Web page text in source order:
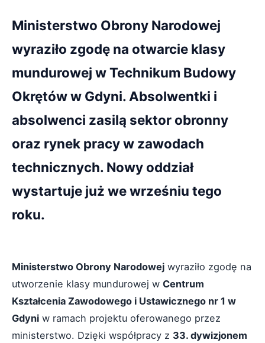
Ministerstwo Obrony Narodowej
wyraziło zgodę na otwarcie klasy
mundurowej w Technikum Budowy
Okrętów w Gdyni. Absolwentki i
absolwenci zasilą sektor obronny
oraz rynek pracy w zawodach
technicznych. Nowy oddział
wystartuje już we wrześniu tego
roku.
Ministerstwo Obrony Narodowej wyraziło zgodę na
utworzenie klasy mundurowej w Centrum
Kształcenia Zawodowego i Ustawicznego nr 1 w
Gdyni w ramach projektu oferowanego przez
ministerstwo. Dzięki współpracy z 33. dywizjonem